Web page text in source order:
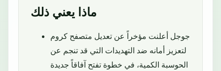
ماذا يعني ذلك
جوجل أعلنت مؤخراً عن تعديل متصفح كروم
لتعزيز أمانه ضد التهديدات التي قد تنجم عن
الحوسبة الكمية، في خطوة تفتح آفاقاً جديدة